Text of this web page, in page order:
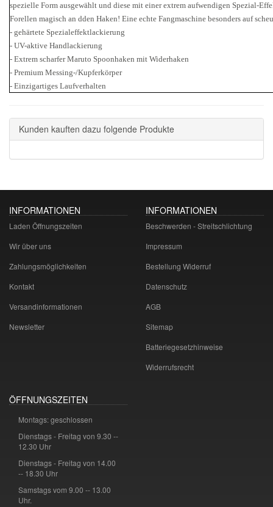
spezielle Form ausgewählt und diese mit einer extrem aufwendigen Spezial-
Forellen magisch an dden Haken! Eine echte Fangmaschine besonders auf
- gehärtete Spezialeffektlackierung
- UV-aktive Handlackierung
- Extrem scharfer Maruto Spoonhaken mit Widerhaken
- Premium Messing-/Kupferkörper
- Einzigartiges Laufverhalten
Kunden kauften dazu folgende Produkte
INFORMATIONEN
Laden Öffnungszeiten
Wir über uns
Zahlungsmöglichkeiten
Kontakt
Versandinformationen
Newsletter
INFORMATIONEN
Beschwerden - Streitschlichtung
Impressum
Bestellung Widerruf
Datenschutz
AGB
Sitemap
Batteriegesetzhinweise
Widerrufsrecht
ÖFFNUNGSZEITEN
Montags: geschlossen
Dienstags - Freitag von 9.30 --
12.30 Uhr
Dienstags - Freitag von 14.00
-- 18.30 Uhr
Samstags vom 9.00 -- 13.00
Uhr.